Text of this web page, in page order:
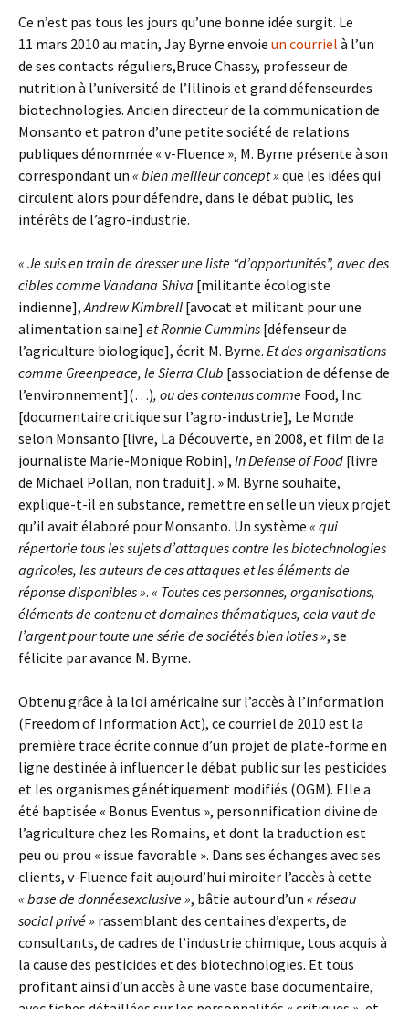
Ce n’est pas tous les jours qu’une bonne idée surgit. Le
11 mars 2010 au matin, Jay Byrne envoie un courriel à l’un
de ses contacts réguliers,Bruce Chassy, professeur de
nutrition à l’université de l’Illinois et grand défenseurdes
biotechnologies. Ancien directeur de la communication de
Monsanto et patron d’une petite société de relations
publiques dénommée « v-Fluence », M. Byrne présente à son
correspondant un « bien meilleur concept » que les idées qui
circulent alors pour défendre, dans le débat public, les
intérêts de l’agro-industrie.
« Je suis en train de dresser une liste “d’opportunités”, avec des
cibles comme Vandana Shiva [militante écologiste
indienne],Andrew Kimbrell [avocat et militant pour une
alimentation saine] et Ronnie Cummins [défenseur de
l’agriculture biologique], écrit M. Byrne. Et des organisations
comme Greenpeace, le Sierra Club [association de défense de
l’environnement](…), ou des contenus comme Food, Inc.
[documentaire critique sur l’agro-industrie], Le Monde
selon Monsanto [livre, La Découverte, en 2008, et film de la
journaliste Marie-Monique Robin], In Defense of Food [livre
de Michael Pollan, non traduit]. » M. Byrne souhaite,
explique-t-il en substance, remettre en selle un vieux projet
qu’il avait élaboré pour Monsanto. Un système « qui
répertorie tous les sujets d’attaques contre les biotechnologies
agricoles, les auteurs de ces attaques et les éléments de
réponse disponibles ». « Toutes ces personnes, organisations,
éléments de contenu et domaines thématiques, cela vaut de
l’argent pour toute une série de sociétés bien loties », se
félicite par avance M. Byrne.
Obtenu grâce à la loi américaine sur l’accès à l’information
(Freedom of Information Act), ce courriel de 2010 est la
première trace écrite connue d’un projet de plate-forme en
ligne destinée à influencer le débat public sur les pesticides
et les organismes génétiquement modifiés (OGM). Elle a
été baptisée « Bonus Eventus », personnification divine de
l’agriculture chez les Romains, et dont la traduction est
peu ou prou « issue favorable ». Dans ses échanges avec ses
clients, v-Fluence fait aujourd’hui miroiter l’accès à cette
« base de donnéesexclusive », bâtie autour d’un « réseau
social privé » rassemblant des centaines d’experts, de
consultants, de cadres de l’industrie chimique, tous acquis à
la cause des pesticides et des biotechnologies. Et tous
profitant ainsi d’un accès à une vaste base documentaire,